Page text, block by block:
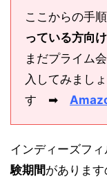
ここからの手
っている方向け
まだプライム
入してみましょ
す ➡
インディーズフ
験期間があります